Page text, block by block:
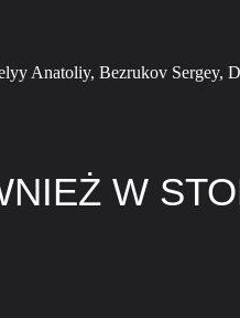
Anatoliy, Bezrukov Sergey,
W